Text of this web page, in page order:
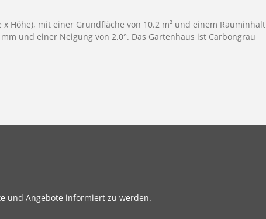
Höhe), mit einer Grundfläche von 10.2 m² und einem Rauminhalt
und einer Neigung von 2.0°. Das Gartenhaus ist Carbongrau
und Angebote informiert zu werden.